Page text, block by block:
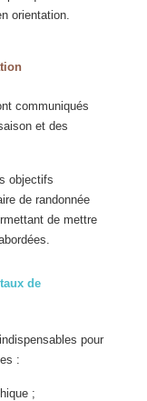
orientation.
communiqués
et des
objectifs
de randonnée
de mettre
de
pour
:
;